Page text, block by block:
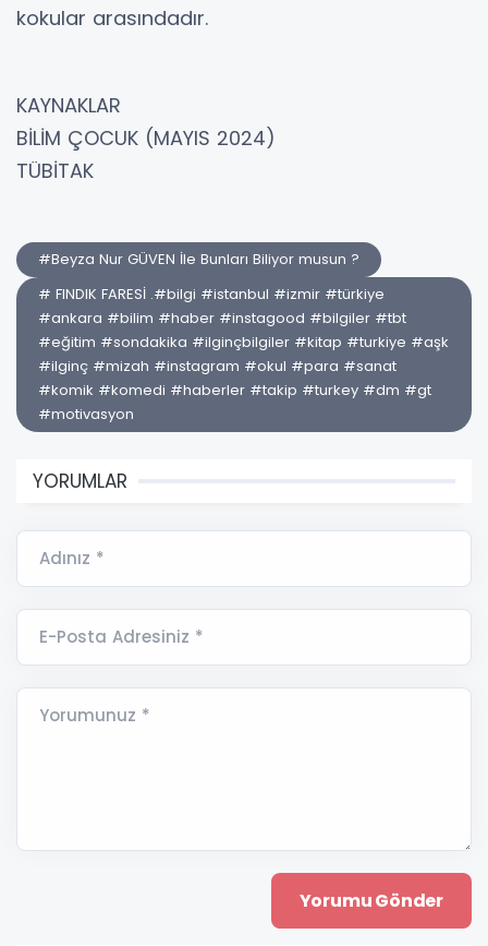
kokular arasındadır.
KAYNAKLAR
BİLİM ÇOCUK (MAYIS 2024)
TÜBİTAK
#Beyza Nur GÜVEN İle Bunları Biliyor musun ?
# FINDIK FARESİ .#bilgi #istanbul #izmir #türkiye
#ankara #bilim #haber #instagood #bilgiler #tbt
#eğitim #sondakika #ilginçbilgiler #kitap #turkiye #aşk
#ilginç #mizah #instagram #okul #para #sanat
#komik #komedi #haberler #takip #turkey #dm #gt
#motivasyon
YORUMLAR
Adınız *
E-Posta Adresiniz *
Yorumunuz *